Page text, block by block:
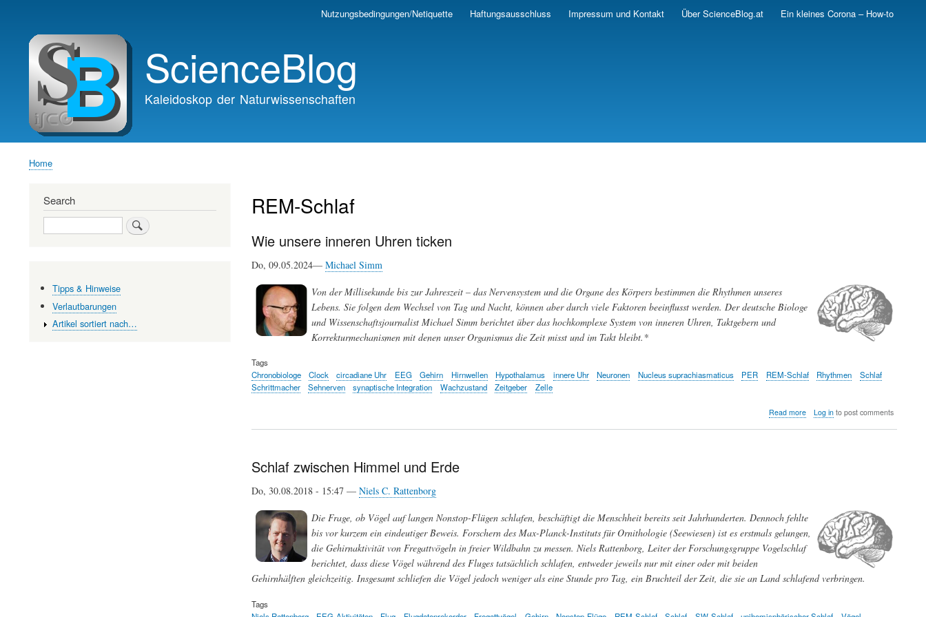
Skip
navigation
Nutzungsbedingungen/Netiquette Haftungsausschluss Impressum und Kontakt Über ScienceBlog.at Ein kleines Corona – How-to
ScienceBlog
Kaleidoskop der Naturwissenschaften
Home
REM-Schlaf
Wie unsere inneren Uhren ticken
Do, 09.05.2024— Michael Simm
Von der Millisekunde bis zur Jahreszeit – das Nervensystem und die Organe des Körpers bestimmen die Rhythmen unseres
Lebens. Sie folgen dem Wechsel von Tag und Nacht, können aber durch viele Faktoren beeinflusst werden. Der deutsche Biologe
und Wissenschaftsjournalist Michael Simm berichtet über das hochkomplexe System von inneren Uhren, Taktgebern und
Korrekturmechanismen mit denen unser Organismus die Zeit misst und im Takt bleibt.*
Tags
Chronobiologe
Clock circadiane Uhr EEG Gehirn Hirnwellen Hypothalamus innere Uhr Neuronen Nucleus suprachiasmaticus PER REM-Schlaf Rhythmen
Schlaf
Schrittmacher
Sehnerven synaptische Integration Wachzustand Zeitgeber Zelle
Read moreabout
Log into post comments
Schlaf zwischen Himmel und Erde
Do, 30.08.2018 - 15:47 — Niels C. Rattenborg
Die Frage, ob Vögel auf langen Nonstop-Flügen schlafen, beschäftigt die Menschheit bereits seit Jahrhunderten. Dennoch fehlte
bis vor kurzem ein eindeutiger Beweis. Forschern des Max-Planck-Instituts für Ornithologie (Seewiesen) ist es erstmals gelungen,
die Gehirnaktivität von Fregattvögeln in freier Wildbahn zu messen. Niels Rattenborg, Leiter der Forschungsgruppe Vogelschlaf
berichtet, dass diese Vögel während des Fluges tatsächlich schlafen, entweder jeweils nur mit einer oder mit beiden
Gehirnhälften gleichzeitig. Insgesamt schliefen die Vögel jedoch weniger als eine Stunde pro Tag, ein Bruchteil der Zeit, die sie an Land schlafend verbringen.
Tags
Search
Search
Tipps & Hinweise
Verlautbarungen
Artikel sortiert nach…